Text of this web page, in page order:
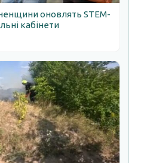
оновлять STEM-
кабінети